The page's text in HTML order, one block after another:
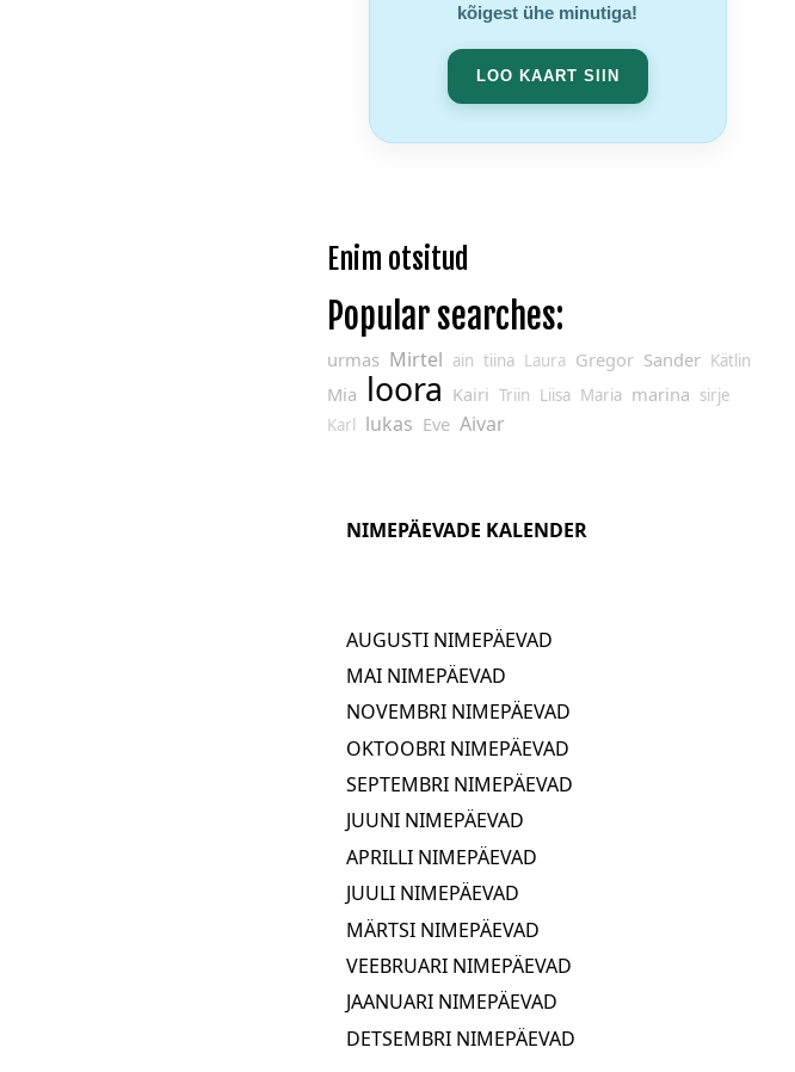
kõigest ühe minutiga!
LOO KAART SIIN
Enim otsitud
Popular searches:
urmas Mirtel ain tiina Laura Gregor Sander Kätlin
Mia loora Kairi Triin Liisa Maria marina sirje
Karl
lukas Eve Aivar
NIMEPÄEVADE KALENDER
AUGUSTI NIMEPÄEVAD
MAI NIMEPÄEVAD
NOVEMBRI NIMEPÄEVAD
OKTOOBRI NIMEPÄEVAD
SEPTEMBRI NIMEPÄEVAD
JUUNI NIMEPÄEVAD
APRILLI NIMEPÄEVAD
JUULI NIMEPÄEVAD
MÄRTSI NIMEPÄEVAD
VEEBRUARI NIMEPÄEVAD
JAANUARI NIMEPÄEVAD
DETSEMBRI NIMEPÄEVAD